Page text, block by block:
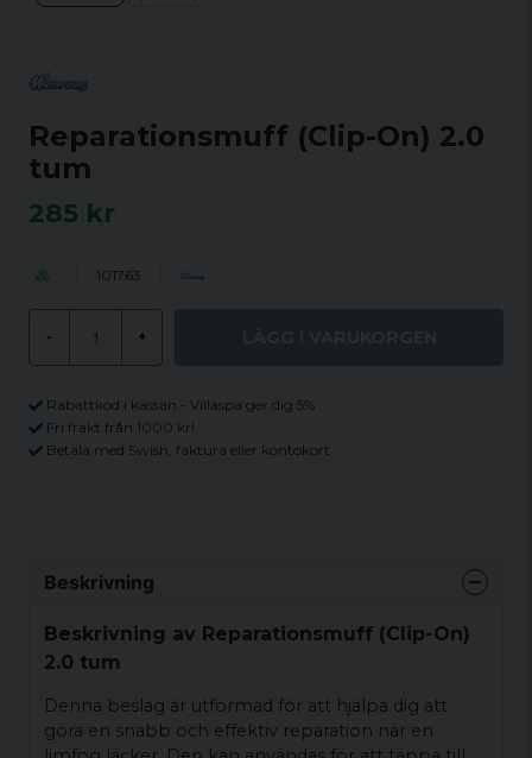
Reparationsmuff (Clip-On) 2.0
tum
285 kr
101763
- +
Rabattkod i kassan - Villaspa ger dig 5%
Fri frakt från 1000 kr!
Betala med Swish, faktura eller kontokort
Beskrivning
Beskrivning av Reparationsmuff (Clip-On)
2.0 tum
Denna beslag är utformad för att hjälpa dig att
göra en snabb och effektiv reparation när en